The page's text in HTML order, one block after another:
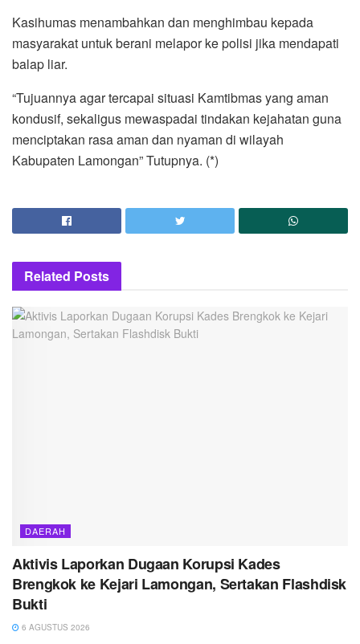
Kasihumas menambahkan dan menghimbau kepada
masyarakat untuk berani melapor ke polisi jika mendapati
balap liar.
“Tujuannya agar tercapai situasi Kamtibmas yang aman
kondusif, sekaligus mewaspadai tindakan kejahatan guna
menciptakan rasa aman dan nyaman di wilayah
Kabupaten Lamongan” Tutupnya. (*)
Related Posts
DAERAH
Aktivis Laporkan Dugaan Korupsi Kades
Brengkok ke Kejari Lamongan, Sertakan Flashdisk
Bukti
6 AGUSTUS 2026